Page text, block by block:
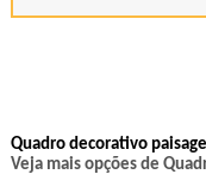
Quadro decorativo
Veja mais opções de